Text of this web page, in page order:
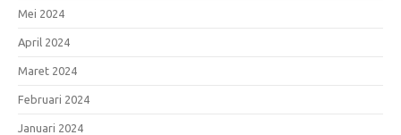
Mei 2024
April 2024
Maret 2024
Februari 2024
Januari 2024